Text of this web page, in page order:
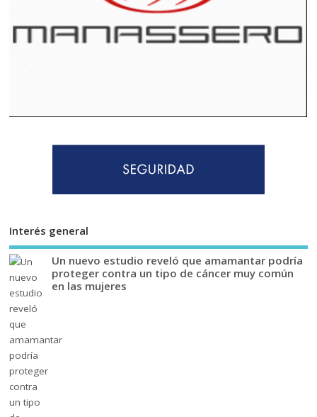
Interés general
Un nuevo estudio reveló que amamantar podría
proteger contra un tipo de cáncer muy común
en las mujeres